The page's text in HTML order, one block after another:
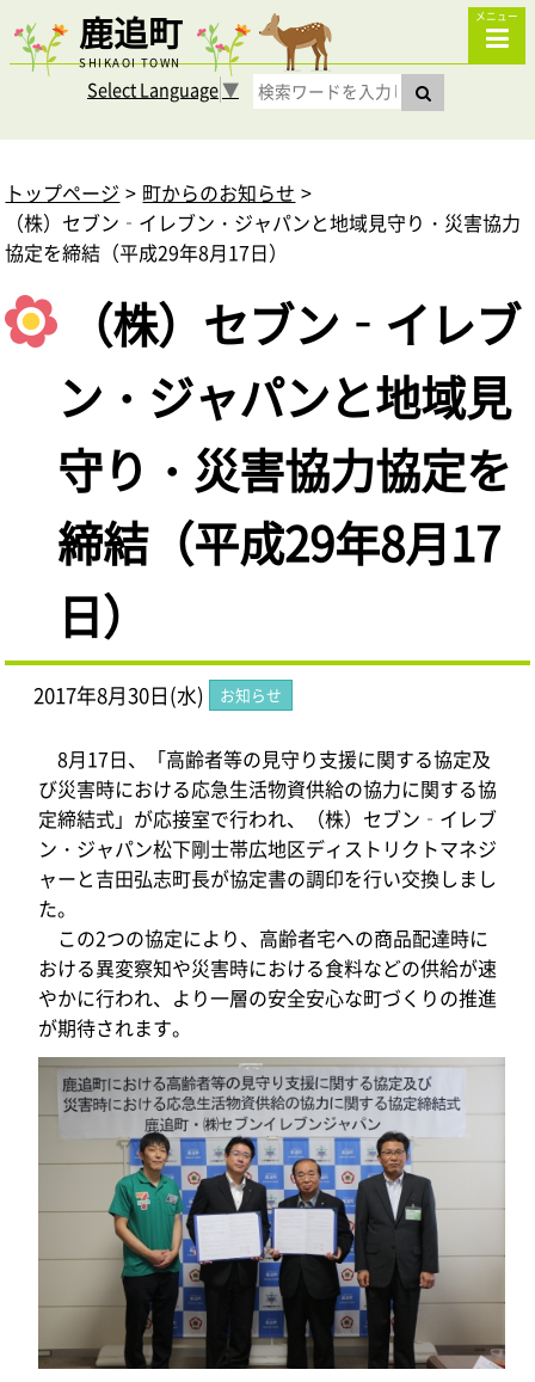
鹿追町
SHIKAOI TOWN
メニュー
Select Language▼
トップページ
町からのお知らせ
（株）セブン‐イレブン・ジャパンと地域見守り・災害協力
協定を締結（平成29年8月17日）
（株）セブン‐イレブ
ン・ジャパンと地域見
守り・災害協力協定を
締結（平成29年8月17
日）
2017年8月30日(水) お知らせ
8月17日、「高齢者等の見守り支援に関する協定及
び災害時における応急生活物資供給の協力に関する協
定締結式」が応接室で行われ、（株）セブン‐イレブ
ン・ジャパン松下剛士帯広地区ディストリクトマネジ
ャーと吉田弘志町長が協定書の調印を行い交換しまし
た。
この2つの協定により、高齢者宅への商品配達時に
おける異変察知や災害時における食料などの供給が速
やかに行われ、より一層の安全安心な町づくりの推進
が期待されます。